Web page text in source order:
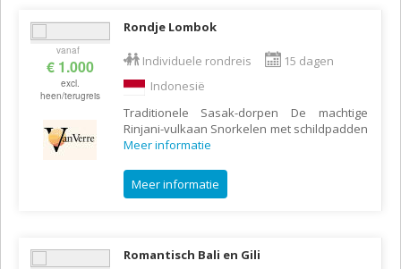
vanaf
€ 1.000
excl.
heen/terugreis
Rondje Lombok
Individuele rondreis
15 dagen
Indonesië
Traditionele Sasak-dorpen De machtige
Rinjani-vulkaan Snorkelen met schildpadden
Meer informatie
Meer informatie
Romantisch Bali en Gili